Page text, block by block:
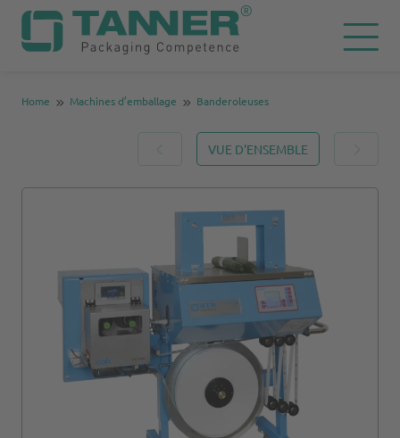
Home Machines d’emballage Banderoleuses
VUE D'ENSEMBLE